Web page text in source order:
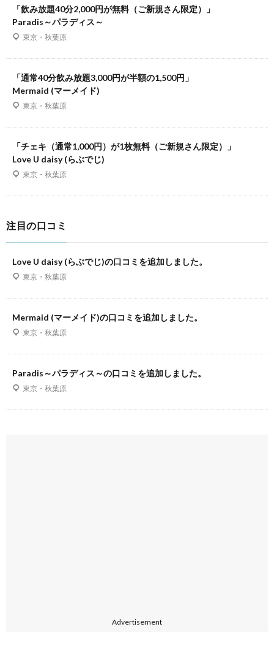
「飲み放題40分2,000円が無料（ご新規さん限定）」
Paradis～パラディス～
東京・秋葉原
「通常40分飲み放題3,000円が半額の1,500円」
Mermaid (マーメイド)
東京・秋葉原
「チェキ（通常1,000円）が1枚無料（ご新規さん限定）」
Love U daisy (らぶでじ)
東京・秋葉原
注目の口コミ
Love U daisy (らぶでじ)の口コミを追加しました。
東京・秋葉原
Mermaid (マーメイド)の口コミを追加しました。
東京・秋葉原
Paradis～パラディス～の口コミを追加しました。
東京・秋葉原
Advertisement